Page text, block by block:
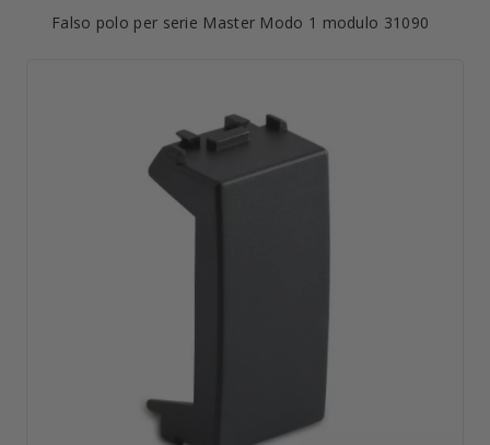
Falso polo per serie Master Modo 1 modulo 31090